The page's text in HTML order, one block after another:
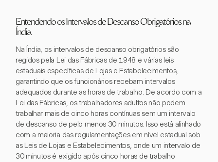
Entendendo os Intervalos de Descanso Obrigatórios na
Índia
Na Índia, os intervalos de descanso obrigatórios são
regidos pela Lei das Fábricas de 1948 e várias leis
estaduais específicas de Lojas e Estabelecimentos,
garantindo que os funcionários recebam intervalos
adequados durante as horas de trabalho. De acordo com a
Lei das Fábricas, os trabalhadores adultos não podem
trabalhar mais de cinco horas contínuas sem um intervalo
de descanso de pelo menos 30 minutos. Isso está alinhado
com a maioria das regulamentações em nível estadual sob
as Leis de Lojas e Estabelecimentos, onde um intervalo de
30 minutos é exigido após cinco horas de trabalho